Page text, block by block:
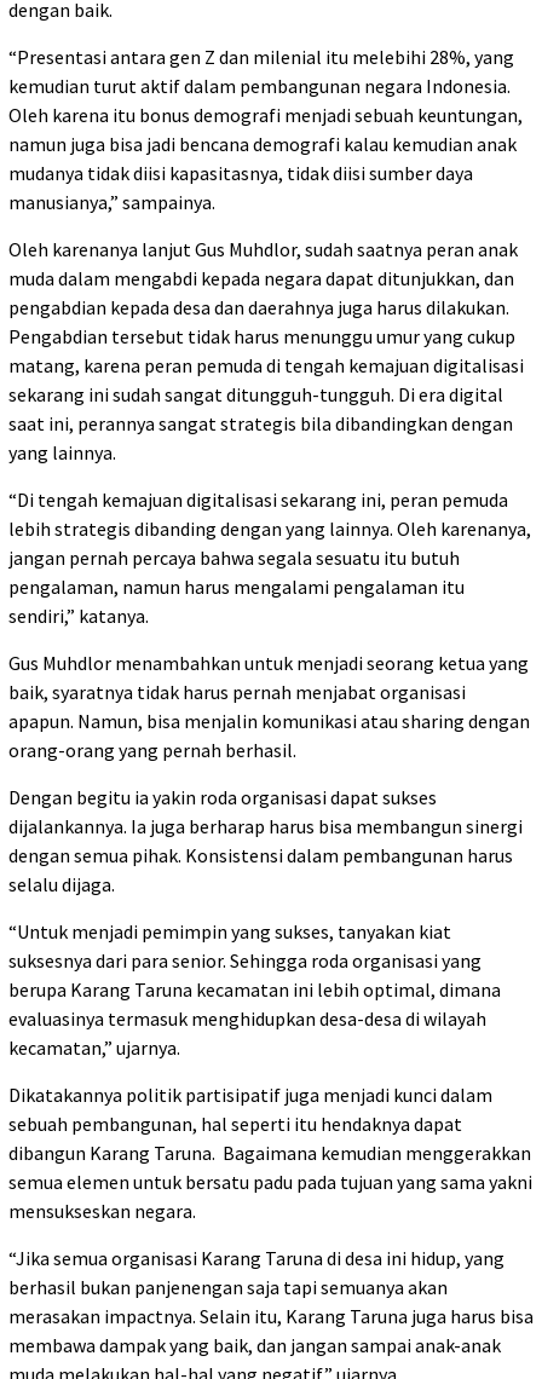
dengan baik.
“Presentasi antara gen Z dan milenial itu melebihi 28%, yang
kemudian turut aktif dalam pembangunan negara Indonesia.
Oleh karena itu bonus demografi menjadi sebuah keuntungan,
namun juga bisa jadi bencana demografi kalau kemudian anak
mudanya tidak diisi kapasitasnya, tidak diisi sumber daya
manusianya,” sampainya.
Oleh karenanya lanjut Gus Muhdlor, sudah saatnya peran anak
muda dalam mengabdi kepada negara dapat ditunjukkan, dan
pengabdian kepada desa dan daerahnya juga harus dilakukan.
Pengabdian tersebut tidak harus menunggu umur yang cukup
matang, karena peran pemuda di tengah kemajuan digitalisasi
sekarang ini sudah sangat ditungguh-tungguh. Di era digital
saat ini, perannya sangat strategis bila dibandingkan dengan
yang lainnya.
“Di tengah kemajuan digitalisasi sekarang ini, peran pemuda
lebih strategis dibanding dengan yang lainnya. Oleh karenanya,
jangan pernah percaya bahwa segala sesuatu itu butuh
pengalaman, namun harus mengalami pengalaman itu
sendiri,” katanya.
Gus Muhdlor menambahkan untuk menjadi seorang ketua yang
baik, syaratnya tidak harus pernah menjabat organisasi
apapun. Namun, bisa menjalin komunikasi atau sharing dengan
orang-orang yang pernah berhasil.
Dengan begitu ia yakin roda organisasi dapat sukses
dijalankannya. Ia juga berharap harus bisa membangun sinergi
dengan semua pihak. Konsistensi dalam pembangunan harus
selalu dijaga.
“Untuk menjadi pemimpin yang sukses, tanyakan kiat
suksesnya dari para senior. Sehingga roda organisasi yang
berupa Karang Taruna kecamatan ini lebih optimal, dimana
evaluasinya termasuk menghidupkan desa-desa di wilayah
kecamatan,” ujarnya.
Dikatakannya politik partisipatif juga menjadi kunci dalam
sebuah pembangunan, hal seperti itu hendaknya dapat
dibangun Karang Taruna. Bagaimana kemudian menggerakkan
semua elemen untuk bersatu padu pada tujuan yang sama yakni
mensukseskan negara.
“Jika semua organisasi Karang Taruna di desa ini hidup, yang
berhasil bukan panjenengan saja tapi semuanya akan
merasakan impactnya. Selain itu, Karang Taruna juga harus bisa
membawa dampak yang baik, dan jangan sampai anak-anak
muda melakukan hal-hal yang negatif,” ujarnya.